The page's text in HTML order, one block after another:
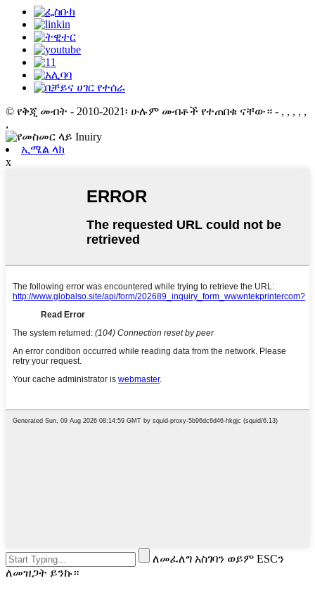
© የቅጂ መብት - 2010-2021፡ ሁሉም መብቶች የተጠበቁ ናቸው። - , , , , ,
,
ኢሜል ላክ
x
ለመፈለግ አስገባን ወይም ESCን
ለመዝጋት ይንኩ።